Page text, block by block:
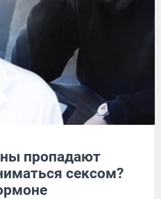
пропадают
сексом?